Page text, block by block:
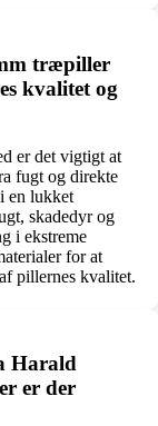
træpiller
kvalitet og
er det vigtigt at
fugt og direkte
en lukket
skadedyr og
i ekstreme
for at
pillernes kvalitet.
Harald
er der